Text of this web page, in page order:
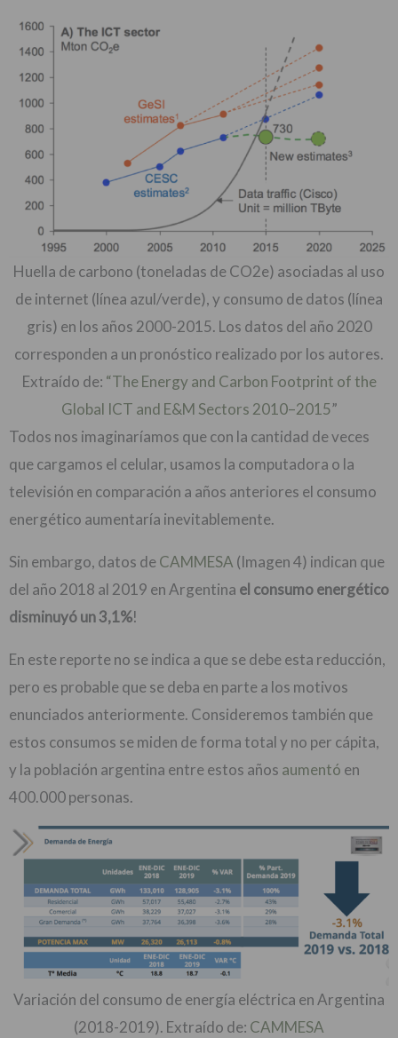
Huella de carbono (toneladas de CO2e) asociadas al uso
de internet (línea azul/verde), y consumo de datos (línea
gris) en los años 2000-2015. Los datos del año 2020
corresponden a un pronóstico realizado por los autores.
Extraído de: “The Energy and Carbon Footprint of the
Global ICT and E&M Sectors 2010–2015”
Todos nos imaginaríamos que con la cantidad de veces
que cargamos el celular, usamos la computadora o la
televisión en comparación a años anteriores el consumo
energético aumentaría inevitablemente.
Sin embargo, datos deCAMMESA (Imagen 4) indican que
del año 2018 al 2019 en Argentina el consumo energético
disminuyó un 3,1%!
En este reporte no se indica a que se debe esta reducción,
pero es probable que se deba en parte a los motivos
enunciados anteriormente. Consideremos también que
estos consumos se miden de forma total y no per cápita,
y la población argentina entre estos años aumentó en
400.000 personas.
Variación del consumo de energía eléctrica en Argentina
(2018-2019). Extraído de: CAMMESA